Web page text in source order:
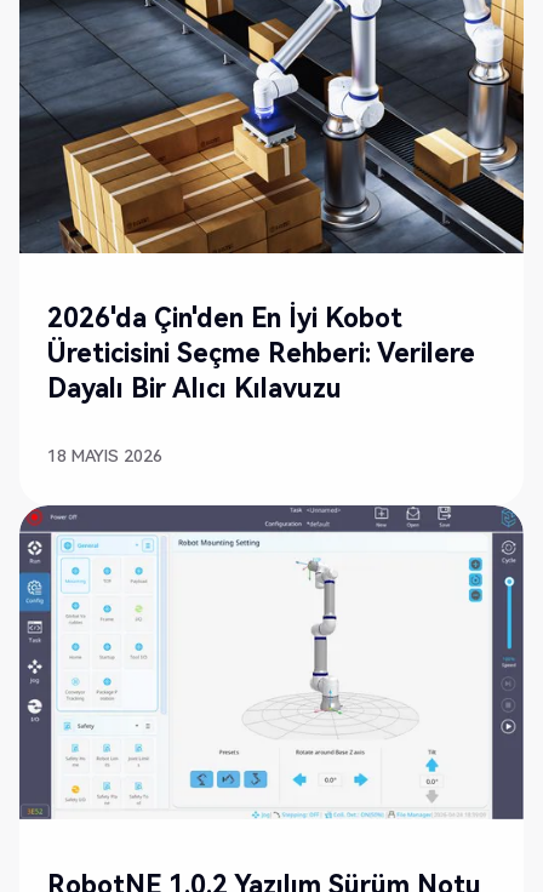
2026'da Çin'den En İyi Kobot
Üreticisini Seçme Rehberi: Verilere
Dayalı Bir Alıcı Kılavuzu
18 MAYIS 2026
RobotNE 1.0.2 Yazılım Sürüm Notu